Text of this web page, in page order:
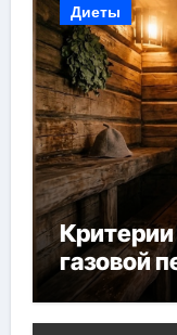
Диеты
газовой